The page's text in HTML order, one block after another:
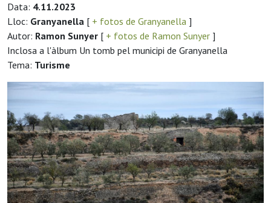
Data: 4.11.2023
Lloc: Granyanella [ + fotos de Granyanella ]
Autor: Ramon Sunyer [ + fotos de Ramon Sunyer ]
Inclosa a l'àlbum Un tomb pel municipi de Granyanella
Tema: Turisme